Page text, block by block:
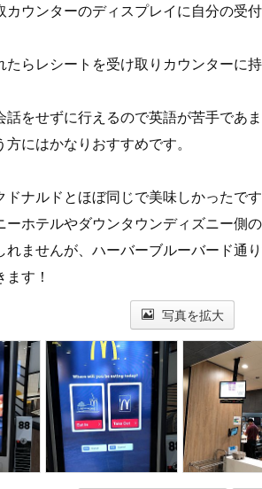
カウンターのディスプレイに自分の受
たらレシートを受け取りカウンターに
話をせずに行えるので英語が苦手であ
にはかなりおすすめです。
ナルドとほぼ同じで美味しかったです
ーホテルやダウンタウンディズニー側
れませんが、ハーバーブルーバード通
す！
写真を拡大